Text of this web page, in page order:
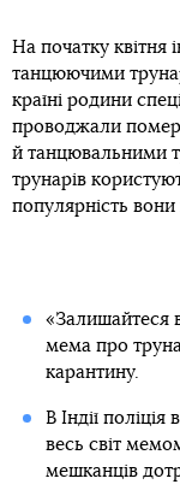
На початку квітня
танцюючими
країні родини
проводжали
й танцювальними
трунарів
популярність
«Залишайтеся
мема про
карантину.
В Індії поліція
весь світ
мешканців